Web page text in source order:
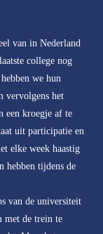
van in Nederland
college nog
we hun
vervolgens het
een kroegje af te
uit participatie en
elke week haastig
hebben tijdens de
van de universiteit
met de trein te